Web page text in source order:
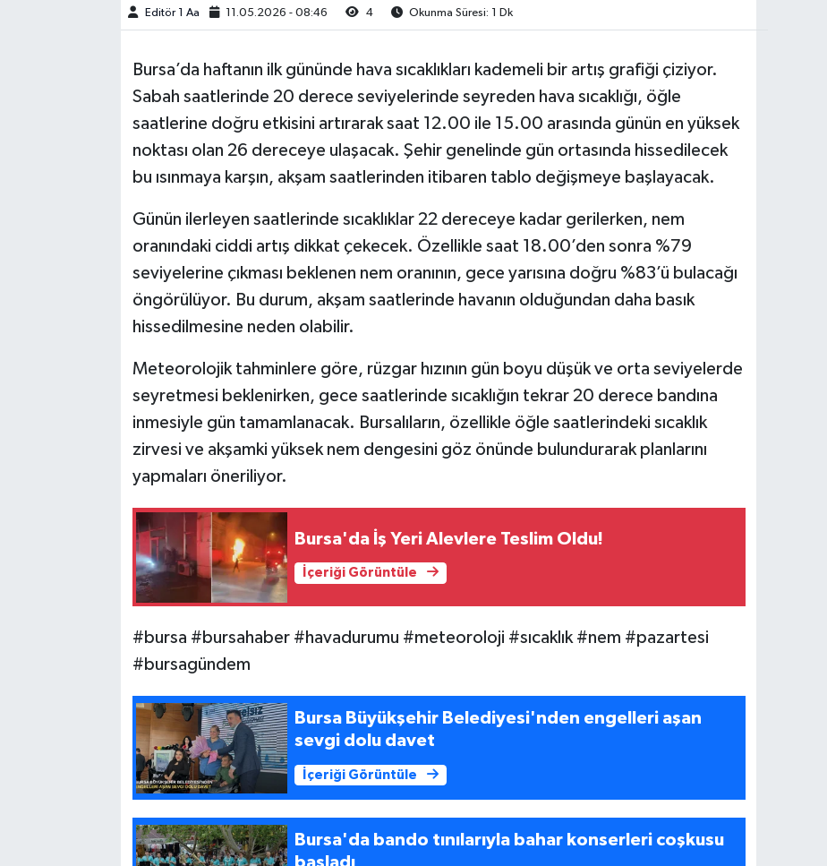
Editör 1 Aa 11.05.2026 - 08:46 4 Okunma Süresi: 1 Dk
Bursa’da haftanın ilk gününde hava sıcaklıkları kademeli bir artış grafiği çiziyor.
Sabah saatlerinde 20 derece seviyelerinde seyreden hava sıcaklığı, öğle
saatlerine doğru etkisini artırarak saat 12.00 ile 15.00 arasında günün en yüksek
noktası olan 26 dereceye ulaşacak. Şehir genelinde gün ortasında hissedilecek
bu ısınmaya karşın, akşam saatlerinden itibaren tablo değişmeye başlayacak.
Günün ilerleyen saatlerinde sıcaklıklar 22 dereceye kadar gerilerken, nem
oranındaki ciddi artış dikkat çekecek. Özellikle saat 18.00’den sonra %79
seviyelerine çıkması beklenen nem oranının, gece yarısına doğru %83’ü bulacağı
öngörülüyor. Bu durum, akşam saatlerinde havanın olduğundan daha basık
hissedilmesine neden olabilir.
Meteorolojik tahminlere göre, rüzgar hızının gün boyu düşük ve orta seviyelerde
seyretmesi beklenirken, gece saatlerinde sıcaklığın tekrar 20 derece bandına
inmesiyle gün tamamlanacak. Bursalıların, özellikle öğle saatlerindeki sıcaklık
zirvesi ve akşamki yüksek nem dengesini göz önünde bulundurarak planlarını
yapmaları öneriliyor.
Bursa'da İş Yeri Alevlere Teslim Oldu!
İçeriği Görüntüle
#bursa #bursahaber #havadurumu #meteoroloji #sıcaklık #nem #pazartesi
#bursagündem
Bursa Büyükşehir Belediyesi'nden engelleri aşan
sevgi dolu davet
İçeriği Görüntüle
Bursa'da bando tınılarıyla bahar konserleri coşkusu